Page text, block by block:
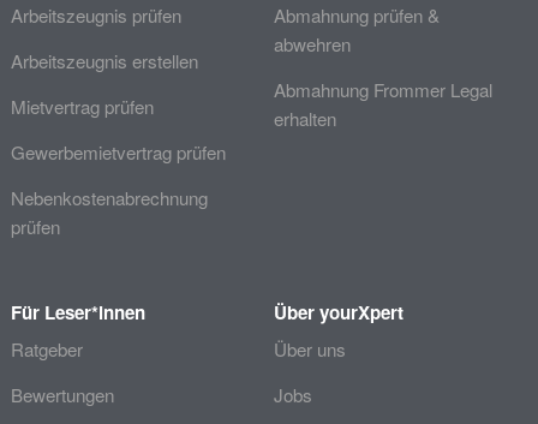
Arbeitszeugnis prüfen
Arbeitszeugnis erstellen
Mietvertrag prüfen
Gewerbemietvertrag prüfen
Nebenkostenabrechnung
prüfen
Abmahnung prüfen &
abwehren
Abmahnung Frommer Legal
erhalten
Für Leser*innen
Ratgeber
Bewertungen
Über yourXpert
Über uns
Jobs